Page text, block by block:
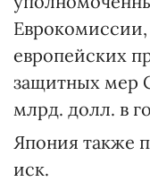
европейских
защитных мер
млрд. долл. в
Япония также
иск.